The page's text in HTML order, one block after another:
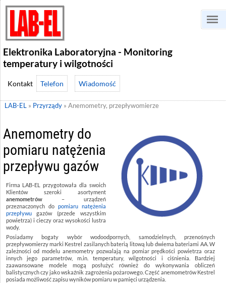
Elektronika Laboratoryjna - Monitoring
temperatury i wilgotności
Telefon Wiadomość
LAB-EL » Przyrządy » Anemometry, przepływomierze
Anemometry do
pomiaru natężenia
przepływu gazów
Firma LAB-EL przygotowała dla swoich
Klientów szeroki asortyment
anemometrów– urządzeń
przeznaczonych do pomiaru natężenia
przepływugazów (przede wszystkim
powietrza) i cieczy oraz wysokości lustra
wody.
Posiadamy bogaty wybór wodoodpornych, samodzielnych, przenośnych
przepływomierzy marki Kestrel zasilanych baterią litową lub dwiema bateriami AA. W
zależności od modelu anemometry pozwalają na pomiar prędkości powietrza oraz
innych jego parametrów, m.in. temperatury, wilgotności i ciśnienia. Bardziej
zaawansowane modele mogą posłużyć również do wykonywania obliczeń
balistycznych czy jako wskaźnik zagrożenia pożarowego. Część anemometrów Kestrel
posiada możliwość zapisu wyników pomiaru w pamięci urządzenia.